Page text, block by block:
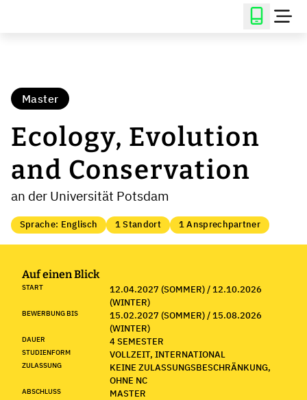
Master
Ecology, Evolution
and Conservation
an der Universität Potsdam
Sprache: Englisch 1 Standort 1 Ansprechpartner
Auf einen Blick
START
12.04.2027 (SOMMER) / 12.10.2026
(WINTER)
BEWERBUNG BIS
15.02.2027 (SOMMER) / 15.08.2026
(WINTER)
DAUER 4 SEMESTER
STUDIENFORM VOLLZEIT, INTERNATIONAL
ZULASSUNG
KEINE ZULASSUNGSBESCHRÄNKUNG,
OHNE NC
ABSCHLUSS MASTER